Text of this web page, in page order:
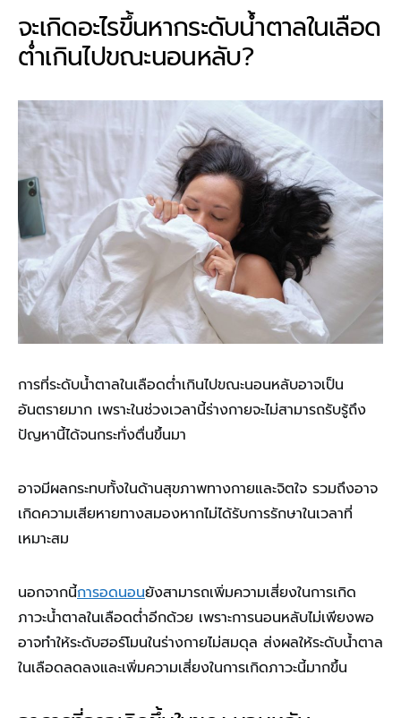
จะเกิดอะไรขึ้นหากระดับน้ำตาลในเลือด
ต่ำเกินไปขณะนอนหลับ?
การที่ระดับน้ำตาลในเลือดต่ำเกินไปขณะนอนหลับอาจเป็น
อันตรายมาก เพราะในช่วงเวลานี้ร่างกายจะไม่สามารถรับรู้ถึง
ปัญหานี้ได้จนกระทั่งตื่นขึ้นมา
อาจมีผลกระทบทั้งในด้านสุขภาพทางกายและจิตใจ รวมถึงอาจ
เกิดความเสียหายทางสมองหากไม่ได้รับการรักษาในเวลาที่
เหมาะสม
นอกจากนี้การอดนอนยังสามารถเพิ่มความเสี่ยงในการเกิด
ภาวะน้ำตาลในเลือดต่ำอีกด้วย เพราะการนอนหลับไม่เพียงพอ
อาจทำให้ระดับฮอร์โมนในร่างกายไม่สมดุล ส่งผลให้ระดับน้ำตาล
ในเลือดลดลงและเพิ่มความเสี่ยงในการเกิดภาวะนี้มากขึ้น